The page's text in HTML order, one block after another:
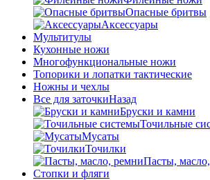
Опасные бритвы
Аксессуары
Мультитулы
Кухонные ножи
Многофункциональные ножи
Топорики и лопатки тактические
Ножны и чехлы
Все для заточкиНазад
Бруски и камни
Точильные
Мусаты
Точилки
Пасты,
Стопки и фляги